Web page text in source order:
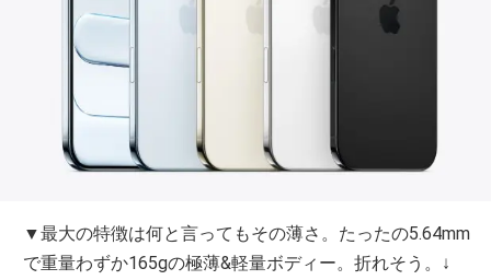
▼最大の特徴は何と言ってもその薄さ。たったの5.64mm
で重量わずか165gの極薄&軽量ボディー。折れそう。↓